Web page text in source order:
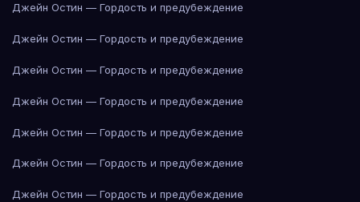
Джейн Остин — Гордость и предубеждение
Джейн Остин — Гордость и предубеждение
Джейн Остин — Гордость и предубеждение
Джейн Остин — Гордость и предубеждение
Джейн Остин — Гордость и предубеждение
Джейн Остин — Гордость и предубеждение
Джейн Остин — Гордость и предубеждение